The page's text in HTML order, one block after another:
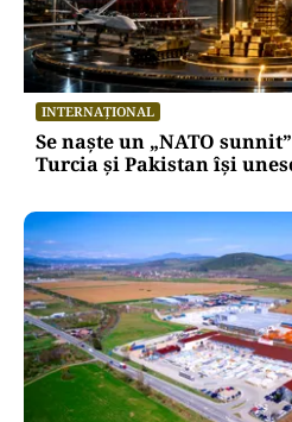
INTERNAȚIONAL
Se naște un „NATO
Turcia și Pakistan își